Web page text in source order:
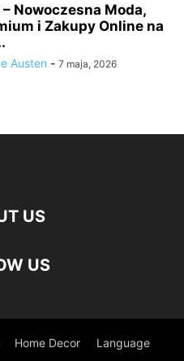
– Nowoczesna Moda,
i Zakupy Online na
Austen - 7 maja, 2026
US
US
Home Decor Language